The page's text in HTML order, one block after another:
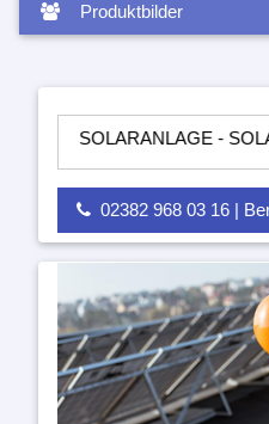
Produktbilder
-
02382 968 03 16 |